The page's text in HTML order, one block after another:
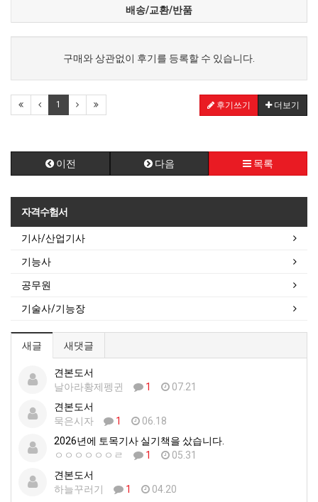
배송/교환/반품
구매와 상관없이 후기를 등록할 수 있습니다.
1 후기쓰기 더보기
이전 다음 목록
자격수험서
기사/산업기사
기능사
공무원
기술사/기능장
새글 새댓글
견본도서
날아라황제펭귄
1
07.21
견본도서
묵은시자
1
06.18
2026년에 토목기사 실기책을 샀습니다.
ㅇㅇㅇㅇㅇㅇㄹ
1
05.31
견본도서
하늘꾸러기
1
04.20